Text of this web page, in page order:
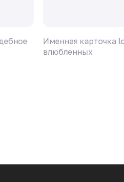
Именная карточка
влюбленных